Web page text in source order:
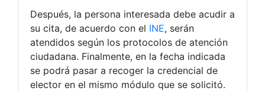
Después, la persona interesada debe acudir a
su cita, de acuerdo con el INE, serán
atendidos según los protocolos de atención
ciudadana. Finalmente, en la fecha indicada
se podrá pasar a recoger la credencial de
elector en el mismo módulo que se solicitó.